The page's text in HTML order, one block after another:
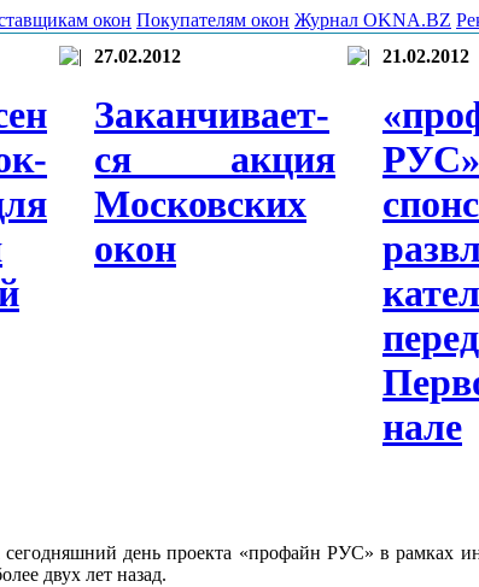
окон Покупателям окон Журнал OKNA.BZ
27.02.2012
За­кан­чи­ва­ет­
ся ак­ция
Мос­ковс­ких
окон
21.02.2012
нале
се­год­няшний день про­ек­та «про­файн РУС» в
двух лет на­зад.